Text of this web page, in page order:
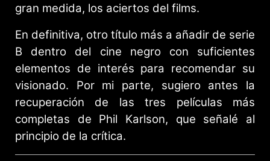
gran medida, los aciertos del films.
En definitiva, otro título más a añadir de serie
B dentro del cine negro con suficientes
elementos de interés para recomendar su
visionado. Por mi parte, sugiero antes la
recuperación de las tres películas más
completas de Phil Karlson, que señalé al
principio de la crítica.